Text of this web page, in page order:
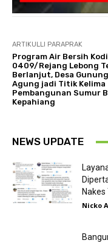
ARTIKULLI PARAPRAK
Program Air Bersih
0409/Rejang Lebong
Berlanjut, Desa Gunung
Agung jadi Titik Kelima
Pembangunan Sumur
Kepahiang
NEWS UPDATE
Nicko